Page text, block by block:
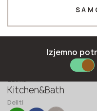
Zbirka
Kitchen&Bath
Deliti
Izjemno